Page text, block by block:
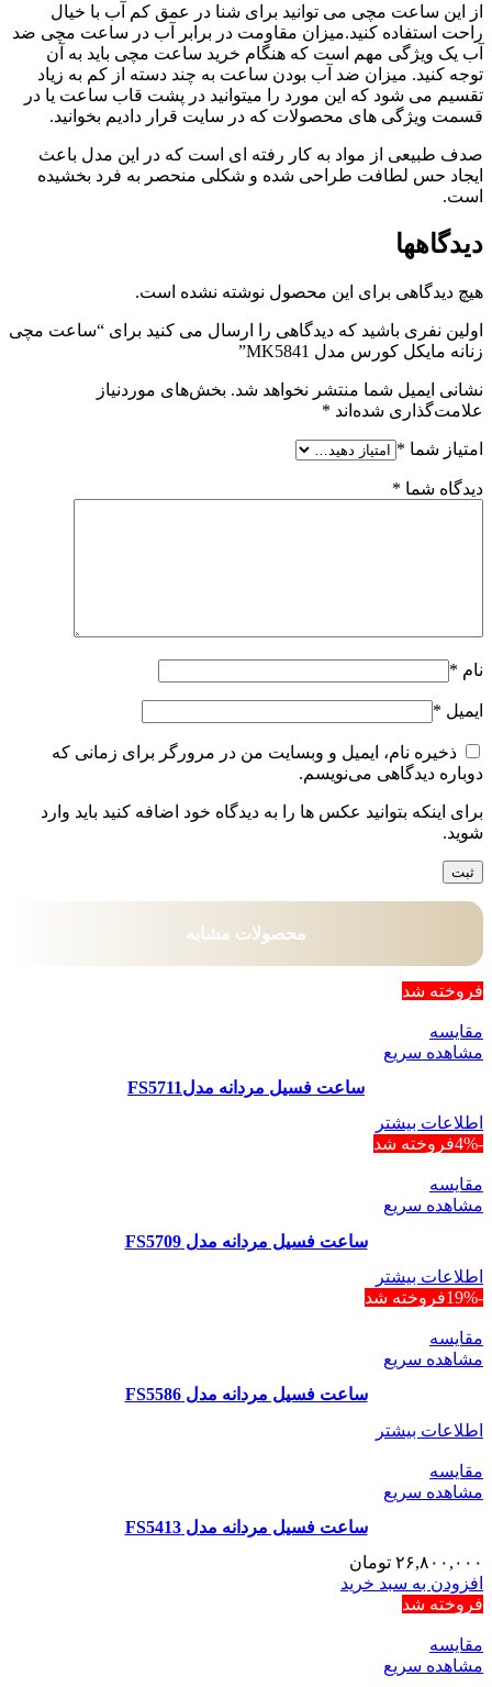
از این ساعت مچی می توانید برای شنا در عمق کم آب با خیال
راحت استفاده کنید.میزان مقاومت در برابر آب در ساعت مچی ضد
آب یک ویژگی مهم است که هنگام خرید ساعت مچی باید به آن
توجه کنید. میزان ضد آب بودن ساعت به چند دسته از کم به زیاد
تقسیم می شود که این مورد را میتوانید در پشت قاب ساعت یا در
قسمت ویژگی های محصولات که در سایت قرار دادیم بخوانید.
صدف طبیعی از مواد به کار رفته ای است که در این مدل باعث
ایجاد حس لطافت طراحی شده و شکلی منحصر به فرد بخشیده
است.
دیدگاهها
هیچ دیدگاهی برای این محصول نوشته نشده است.
اولین نفری باشید که دیدگاهی را ارسال می کنید برای “ساعت مچی
زنانه مایکل کورس مدل MK5841”
نشانی ایمیل شما منتشر نخواهد شد. بخش‌های موردنیاز
علامت‌گذاری شده‌اند *
امتیاز شما *
دیدگاه شما *
نام *
ایمیل *
ذخیره نام، ایمیل و وبسایت من در مرورگر برای زمانی که
دوباره دیدگاهی می‌نویسم.
برای اینکه بتوانید عکس ها را به دیدگاه خود اضافه کنید باید وارد
شوید.
محصولات مشابه
فروخته شد
مقایسه
مشاهده سریع
ساعت فسیل مردانه مدلFS5711
اطلاعات بیشتر
-4%
فروخته شد
مقایسه
مشاهده سریع
ساعت فسیل مردانه مدل FS5709
اطلاعات بیشتر
-19%
فروخته شد
مقایسه
مشاهده سریع
ساعت فسیل مردانه مدل FS5586
اطلاعات بیشتر
مقایسه
مشاهده سریع
ساعت فسیل مردانه مدل FS5413
۲۶,۸۰۰,۰۰۰ تومان
افزودن به سبد خرید
فروخته شد
مقایسه
مشاهده سریع